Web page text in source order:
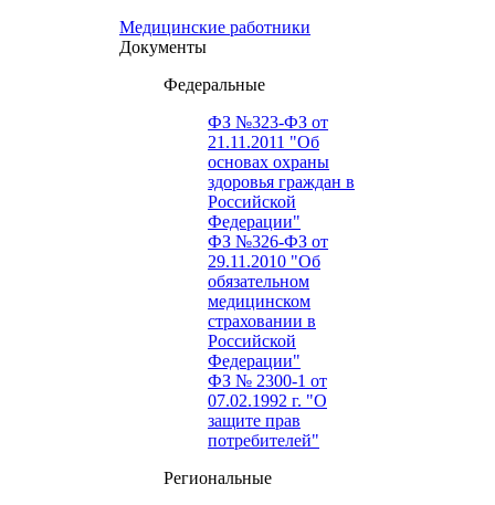
Медицинские работники
Документы
Федеральные
ФЗ №323-ФЗ от
21.11.2011 "Об
основах охраны
здоровья граждан в
Российской
Федерации"
ФЗ №326-ФЗ от
29.11.2010 "Об
обязательном
медицинском
страховании в
Российской
Федерации"
ФЗ № 2300-1 от
07.02.1992 г. "О
защите прав
потребителей"
Региональные